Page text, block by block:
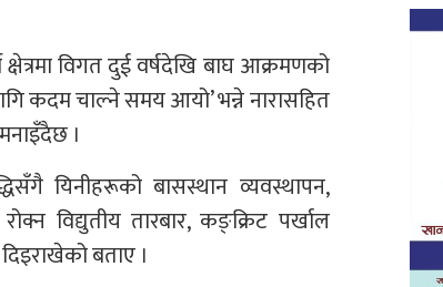
क्षेत्रमा विगत दुई वर्षदेखि बाघ आक्रमणको
कदम चाल्ने समय आयो’ भन्ने नारासहित
।
यिनीहरूको बासस्थान व्यवस्थापन,
विद्युतीय तारबार, कङ्क्रिट पर्खाल
बताए ।